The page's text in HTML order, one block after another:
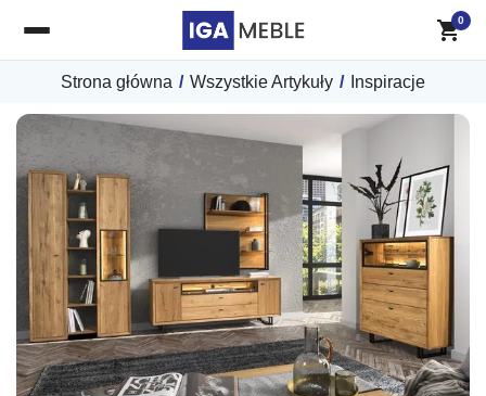
Strona główna / Wszystkie Artykuły / Inspiracje
0